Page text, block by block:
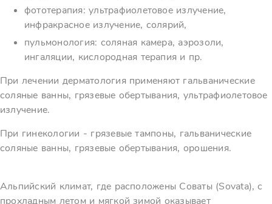
фототерапия: ультрафиолетовое излучение,
инфракрасное излучение, солярий,
пульмонология: соляная камера, аэрозоли,
ингаляции, кислородная терапия и пр.
При лечении дерматология применяют гальванические
соляные ванны, грязевые обертывания, ультрафиолетовое
излучение.
При гинекологии - грязевые тампоны, гальванические
соляные ванны, грязевые обертывания, орошения.
Альпийский климат, где расположены Соваты (Sovata), с
прохладным летом и мягкой зимой оказывает